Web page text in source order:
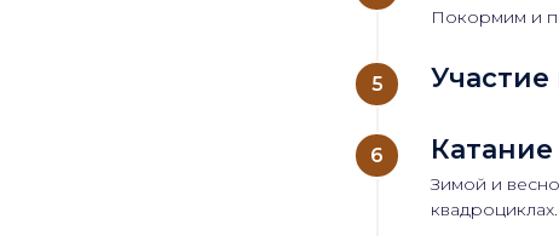
Покормим и
Участие
Зимой и
квадроциклах.